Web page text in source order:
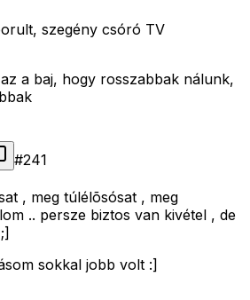
szegény csóró TV
a baj, hogy rosszabbak nálunk,
#241
, meg túlélõsósat , meg
.. persze biztos van kivétel , de
sokkal jobb volt :]